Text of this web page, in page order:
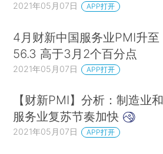
2021年05月07日 APP打开
4月财新中国服务业PMI升至
56.3 高于3月2个百分点
2021年05月07日 APP打开
【财新PMI】分析：制造业和
服务业复苏节奏加快
2021年05月07日 APP打开